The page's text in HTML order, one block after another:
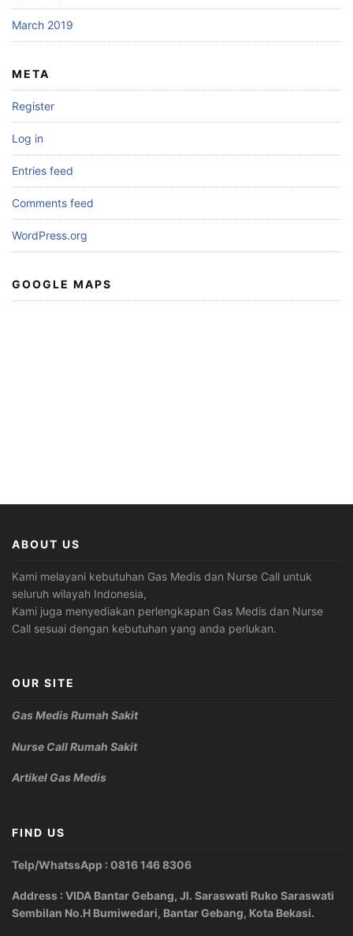
March 2019
META
Register
Log in
Entries feed
Comments feed
WordPress.org
GOOGLE MAPS
ABOUT US
Kami melayani kebutuhan Gas Medis dan Nurse Call untuk
seluruh wilayah Indonesia,
Kami juga menyediakan perlengkapan Gas Medis dan Nurse
Call sesuai dengan kebutuhan yang anda perlukan.
OUR SITE
Gas Medis Rumah Sakit
Nurse Call Rumah Sakit
Artikel Gas Medis
FIND US
Telp/WhatssApp : 0816 146 8306
Address : VIDA Bantar Gebang, Jl. Saraswati Ruko Saraswati
Sembilan No.H Bumiwedari, Bantar Gebang, Kota Bekasi.